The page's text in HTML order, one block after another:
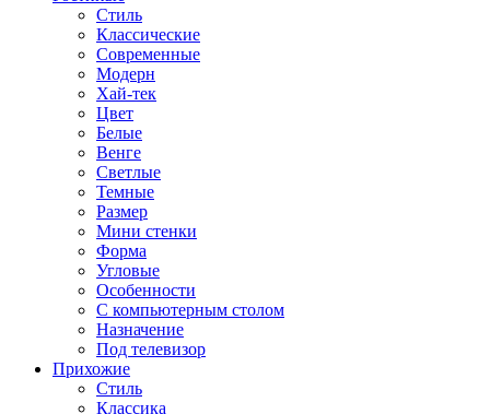
Стиль
Классические
Современные
Модерн
Хай-тек
Цвет
Белые
Венге
Светлые
Темные
Размер
Мини стенки
Форма
Угловые
Особенности
С компьютерным столом
Назначение
Под телевизор
Прихожие
Стиль
Классика